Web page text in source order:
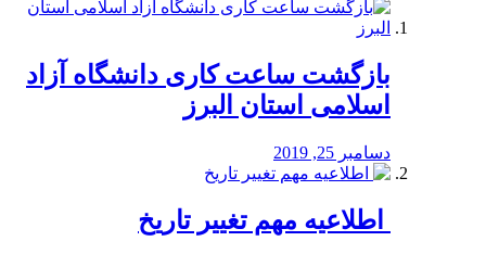
بازگشت ساعت کاری دانشگاه آزاد
اسلامی استان البرز
دسامبر 25, 2019
️ اطلاعیه مهم تغییر تاریخ